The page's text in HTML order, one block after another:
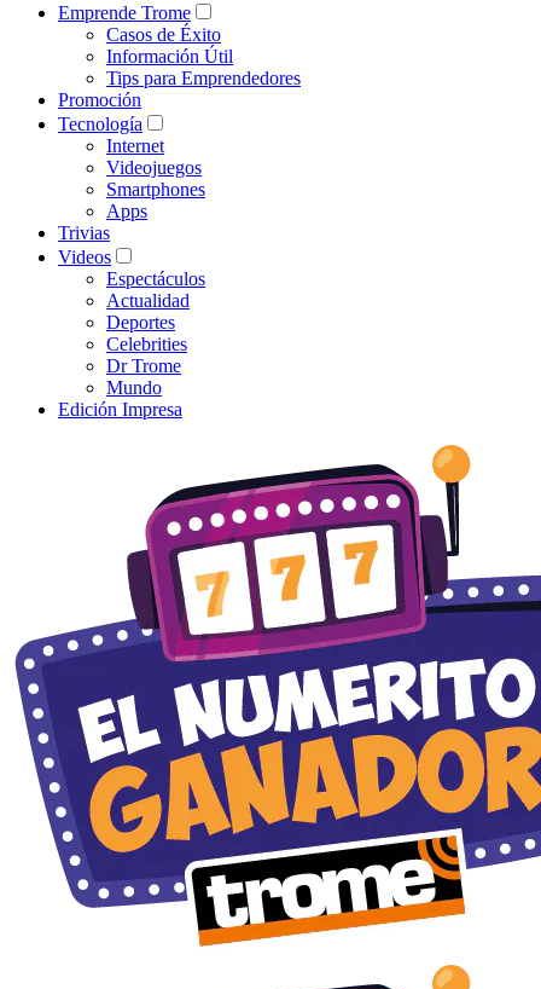
Emprende Trome
Casos de Éxito
Información Útil
Tips para Emprendedores
Promoción
Tecnología
Internet
Videojuegos
Smartphones
Apps
Trivias
Videos
Espectáculos
Actualidad
Deportes
Celebrities
Dr Trome
Mundo
Edición Impresa